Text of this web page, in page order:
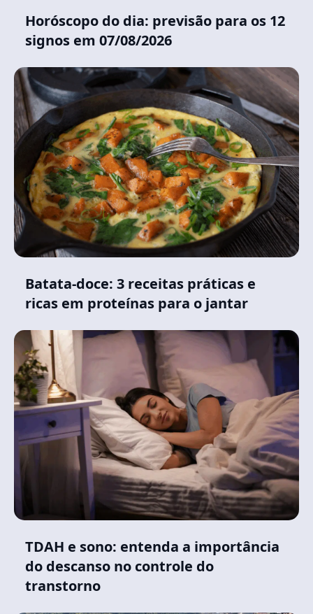
Horóscopo do dia: previsão para os 12
signos em 07/08/2026
Batata-doce: 3 receitas práticas e
ricas em proteínas para o jantar
TDAH e sono: entenda a importância
do descanso no controle do
transtorno